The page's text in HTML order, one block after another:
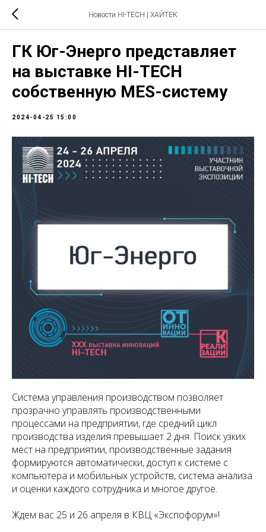
Новости HI-TECH | ХАЙТЕК
ГК Юг-Энерго представляет
на выставке HI-TECH
собственную MES-систему
2024-04-25 15:00
Система управления производством позволяет
прозрачно управлять производственными
процессами на предприятии, где средний цикл
производства изделия превышает 2 дня. Поиск узких
мест на предприятии, производственные задания
формируются автоматически, доступ к системе с
компьютера и мобильных устройств, система анализа
и оценки каждого сотрудника и многое другое.
Ждем вас 25 и 26 апреля в КВЦ «Экспофорум»!